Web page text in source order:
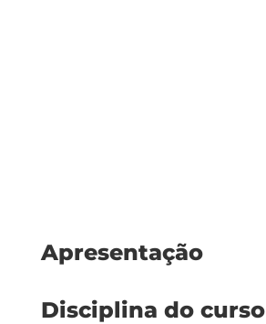
Apresentação
Disciplina do curso